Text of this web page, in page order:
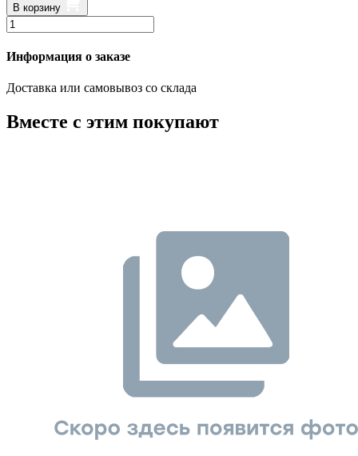
В корзину
Информация о заказе
Доставка или самовывоз со склада
Вместе с этим покупают